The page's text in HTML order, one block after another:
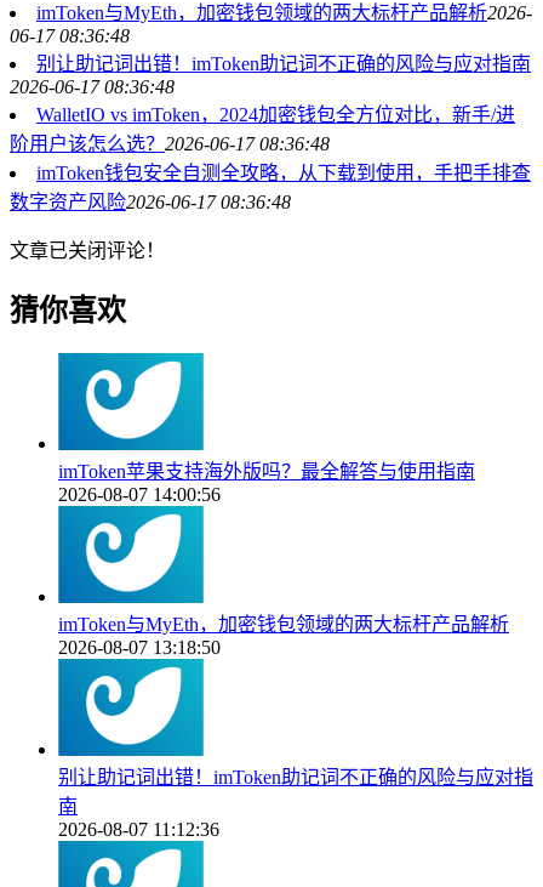
imToken与MyEth，加密钱包领域的两大标杆产品解析2026-
06-17 08:36:48
别让助记词出错！imToken助记词不正确的风险与应对指南
2026-06-17 08:36:48
WalletIO vs imToken，2024加密钱包全方位对比，新手/进
阶用户该怎么选？ 2026-06-17 08:36:48
imToken钱包安全自测全攻略，从下载到使用，手把手排查
数字资产风险2026-06-17 08:36:48
文章已关闭评论！
猜你喜欢
imToken苹果支持海外版吗？最全解答与使用指南
2026-08-07 14:00:56
imToken与MyEth，加密钱包领域的两大标杆产品解析
2026-08-07 13:18:50
别让助记词出错！imToken助记词不正确的风险与应对指
南
2026-08-07 11:12:36